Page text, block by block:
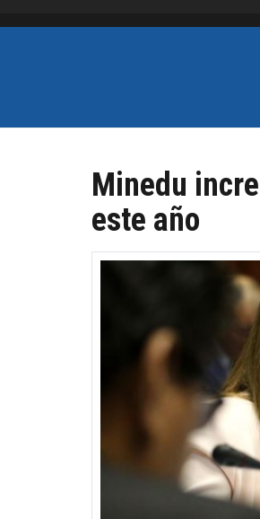
Minedu
este año